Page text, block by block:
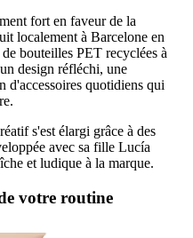
fort en faveur de la
localement à Barcelone en
bouteilles PET recyclées à
design réfléchi, une
d'accessoires quotidiens qui
s'est élargi grâce à des
avec sa fille Lucía
et ludique à la marque.
votre routine